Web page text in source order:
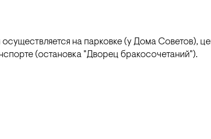
на парковке (у Дома Советов),
(остановка "Дворец бракосочетаний").